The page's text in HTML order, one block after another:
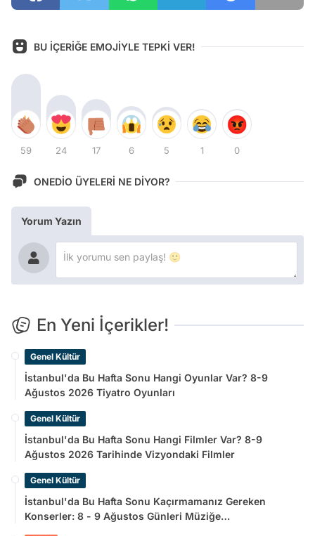
BU İÇERİĞE EMOJİYLE TEPKİ VER!
59 24 17 6 5 1 0
ONEDİO ÜYELERİ NE DİYOR?
Yorum Yazın
En Yeni İçerikler!
Genel Kültür
İstanbul'da Bu Hafta Sonu Hangi Oyunlar Var? 8-9
Ağustos 2026 Tiyatro Oyunları
Genel Kültür
İstanbul'da Bu Hafta Sonu Hangi Filmler Var? 8-9
Ağustos 2026 Tarihinde Vizyondaki Filmler
Genel Kültür
İstanbul'da Bu Hafta Sonu Kaçırmamanız Gereken
Konserler: 8 - 9 Ağustos Günleri Müziğe